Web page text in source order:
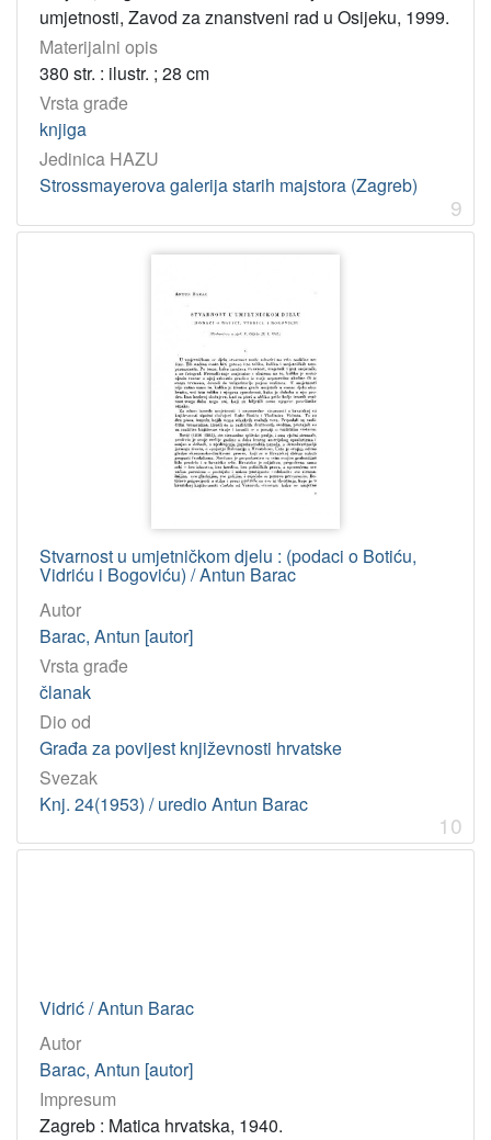
umjetnosti, Zavod za znanstveni rad u Osijeku, 1999.
Materijalni opis
380 str. : ilustr. ; 28 cm
Vrsta građe
knjiga
Jedinica HAZU
Strossmayerova galerija starih majstora (Zagreb)
9
Stvarnost u umjetničkom djelu : (podaci o Botiću,
Vidriću i Bogoviću) / Antun Barac
Autor
Barac, Antun [autor]
Vrsta građe
članak
Dio od
Građa za povijest književnosti hrvatske
Svezak
Knj. 24(1953) / uredio Antun Barac
10
Vidrić / Antun Barac
Autor
Barac, Antun [autor]
Impresum
Zagreb : Matica hrvatska, 1940.